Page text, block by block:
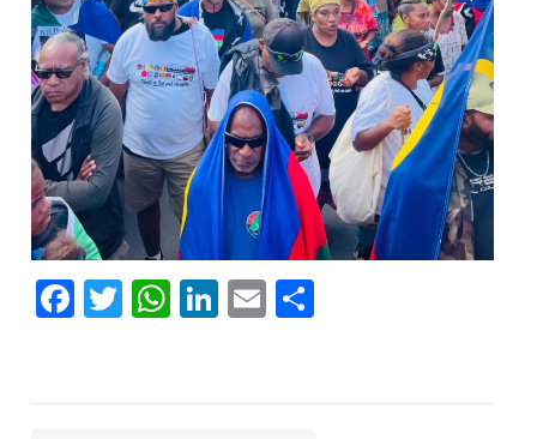
Facebook
Twitter
WhatsApp
LinkedIn
Email